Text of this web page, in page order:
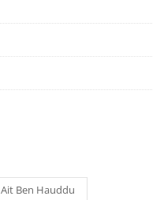
Ait Ben Hauddu